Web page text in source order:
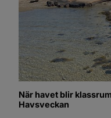
När havet blir
Havsveckan